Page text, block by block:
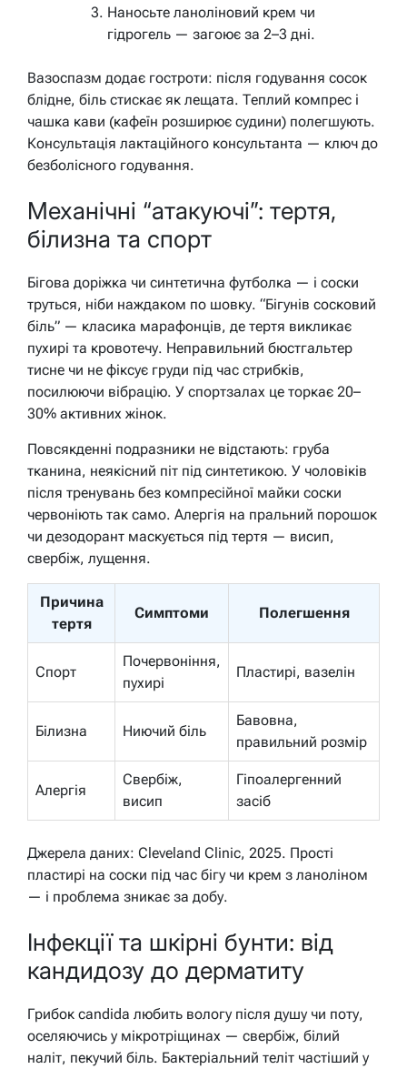
Наносьте ланоліновий крем чи
гідрогель — загоює за 2–3 дні.
Вазоспазм додає гостроти: після годування сосок
блідне, біль стискає як лещата. Теплий компрес і
чашка кави (кафеїн розширює судини) полегшують.
Консультація лактаційного консультанта — ключ до
безболісного годування.
Механічні “атакуючі”: тертя,
білизна та спорт
Бігова доріжка чи синтетична футболка — і соски
труться, ніби наждаком по шовку. “Бігунів сосковий
біль” — класика марафонців, де тертя викликає
пухирі та кровотечу. Неправильний бюстгальтер
тисне чи не фіксує груди під час стрибків,
посилюючи вібрацію. У спортзалах це торкає 20–
30% активних жінок.
Повсякденні подразники не відстають: груба
тканина, неякісний піт під синтетикою. У чоловіків
після тренувань без компресійної майки соски
червоніють так само. Алергія на пральний порошок
чи дезодорант маскується під тертя — висип,
свербіж, лущення.
Причина
тертя
Симптоми Полегшення
Спорт
Почервоніння,
пухирі
Пластирі, вазелін
Білизна Ниючий біль
Бавовна,
правильний розмір
Алергія
Свербіж,
висип
Гіпоалергенний
засіб
Джерела даних: Cleveland Clinic, 2025. Прості
пластирі на соски під час бігу чи крем з ланоліном
— і проблема зникає за добу.
Інфекції та шкірні бунти: від
кандидозу до дерматиту
Грибок candida любить вологу після душу чи поту,
оселяючись у мікротріщинах — свербіж, білий
наліт, пекучий біль. Бактеріальний теліт частіший у